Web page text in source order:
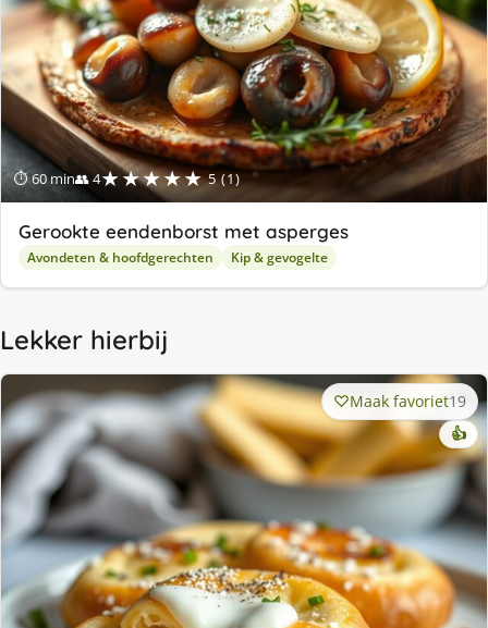
⏱ 60 min👥 4★★★★★ 5 (1)
Gerookte eendenborst met asperges
Avondeten & hoofdgerechten Kip & gevogelte
Lekker hierbij
Maak favoriet19
👍